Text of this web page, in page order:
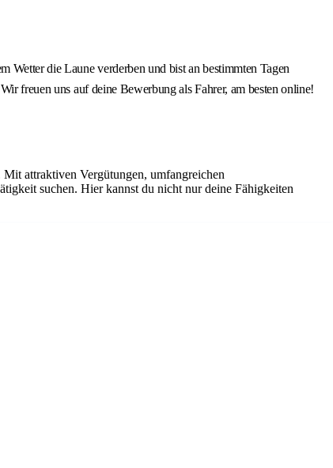
Wetter die Laune verderben und bist an bestimmten Tagen
freuen uns auf deine Bewerbung als Fahrer, am besten online!
attraktiven Vergütungen, umfangreichen
suchen. Hier kannst du nicht nur deine Fähigkeiten